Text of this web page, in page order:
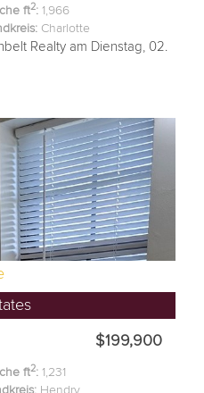
ft2: 1,966
Charlotte
Realty am Dienstag, 02.
$199,900
ft2: 1,231